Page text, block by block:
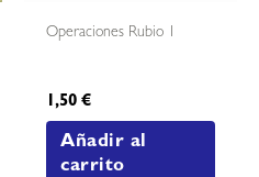
Operaciones Rubio 1
1,50€
Añadir al
carrito